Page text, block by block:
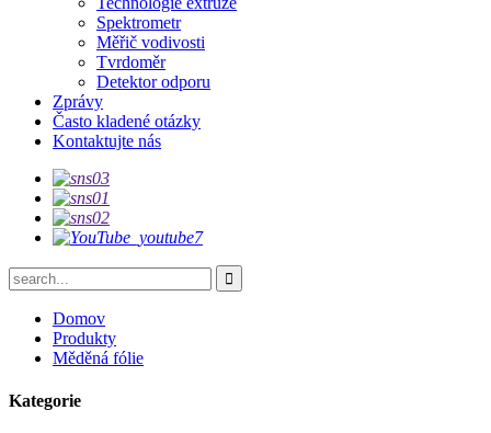
Spektrometr
Měřič vodivosti
Tvrdoměr
Detektor odporu
Zprávy
Často kladené otázky
Kontaktujte nás
Domov
Produkty
Měděná fólie
Kategorie